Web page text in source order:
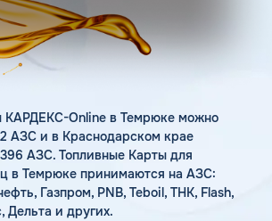
консультацию
КАРДЕКС-Online в Темрюке можно
АЗС и в Краснодарском крае
АЗС. Топливные Карты для
в Темрюке принимаются на АЗС:
Газпром, PNB, Teboil, ТНК, Flash,
Дельта и других.